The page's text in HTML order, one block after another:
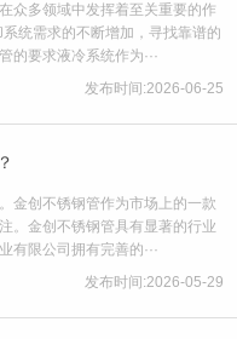
众多领域中发挥着至关重要的作
统需求的不断增加，寻找靠谱的
的要求液冷系统作为···
发布时间:2026-06-25
金创不锈钢管作为市场上的一款
。金创不锈钢管具有显著的行业
有限公司拥有完善的···
发布时间:2026-05-29